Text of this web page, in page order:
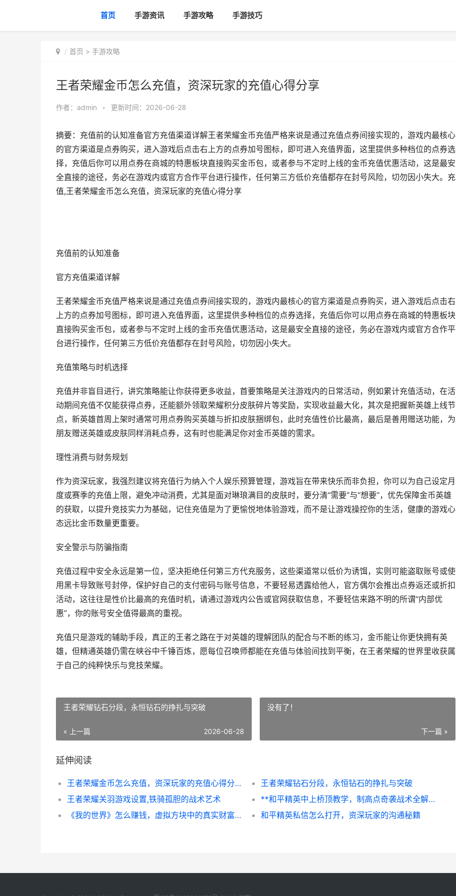
首页 手游资讯 手游攻略 手游技巧
首页 > 手游攻略
王者荣耀金币怎么充值，资深玩家的充值心得分享
作者： admin • 更新时间：2026-06-28
摘要：充值前的认知准备官方充值渠道详解王者荣耀金币充值严格来说是通过充值点券间接实现的，游戏内最核心
的官方渠道是点券购买，进入游戏后点击右上方的点券加号图标，即可进入充值界面，这里提供多种档位的点券选
择，充值后你可以用点券在商城的特惠板块直接购买金币包，或者参与不定时上线的金币充值优惠活动，这是最安
全直接的途径，务必在游戏内或官方合作平台进行操作，任何第三方低价充值都存在封号风险，切勿因小失大。充
值,王者荣耀金币怎么充值，资深玩家的充值心得分享
充值前的认知准备
官方充值渠道详解
王者荣耀金币充值严格来说是通过充值点券间接实现的，游戏内最核心的官方渠道是点券购买，进入游戏后点击右
上方的点券加号图标，即可进入充值界面，这里提供多种档位的点券选择，充值后你可以用点券在商城的特惠板块
直接购买金币包，或者参与不定时上线的金币充值优惠活动，这是最安全直接的途径，务必在游戏内或官方合作平
台进行操作，任何第三方低价充值都存在封号风险，切勿因小失大。
充值策略与时机选择
充值并非盲目进行，讲究策略能让你获得更多收益，首要策略是关注游戏内的日常活动，例如累计充值活动，在活
动期间充值不仅能获得点券，还能额外领取荣耀积分皮肤碎片等奖励，实现收益最大化，其次是把握新英雄上线节
点，新英雄首周上架时通常可用点券购买英雄与折扣皮肤捆绑包，此时充值性价比最高，最后是善用赠送功能，为
朋友赠送英雄或皮肤同样消耗点券，这有时也能满足你对金币英雄的需求。
理性消费与财务规划
作为资深玩家，我强烈建议将充值行为纳入个人娱乐预算管理，游戏旨在带来快乐而非负担，你可以为自己设定月
度或赛季的充值上限，避免冲动消费，尤其是面对琳琅满目的皮肤时，要分清“需要”与“想要”，优先保障金币英雄
的获取，以提升竞技实力为基础，记住充值是为了更愉悦地体验游戏，而不是让游戏操控你的生活，健康的游戏心
态远比金币数量更重要。
安全警示与防骗指南
充值过程中安全永远是第一位，坚决拒绝任何第三方代充服务，这些渠道常以低价为诱饵，实则可能盗取账号或使
用黑卡导致账号封停，保护好自己的支付密码与账号信息，不要轻易透露给他人，官方偶尔会推出点券返还或折扣
活动，这往往是性价比最高的充值时机，请通过游戏内公告或官网获取信息，不要轻信来路不明的所谓“内部优
惠”，你的账号安全值得最高的重视。
充值只是游戏的辅助手段，真正的王者之路在于对英雄的理解团队的配合与不断的练习，金币能让你更快拥有英
雄，但精通英雄仍需在峡谷中千锤百炼，愿每位召唤师都能在充值与体验间找到平衡，在王者荣耀的世界里收获属
于自己的纯粹快乐与竞技荣耀。
王者荣耀钻石分段，永恒钻石的挣扎与突破
« 上一篇 2026-06-28
没有了！
下一篇 »
延伸阅读
王者荣耀金币怎么充值，资深玩家的充值心得分享
王者荣耀钻石分段，永恒钻石的挣扎与突破
王者荣耀关羽游戏设置,铁骑孤胆的战术艺术
**和平精英中上桥顶教学，制高点奇袭战术全解析，副标题，登顶俯瞰掌控战局**
《我的世界》怎么赚钱，虚拟方块中的真实财富之路
和平精英私信怎么打开，资深玩家的沟通秘籍